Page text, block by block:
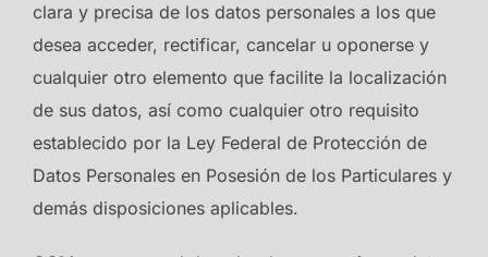
clara y precisa de los datos personales a los que
desea acceder, rectificar, cancelar u oponerse y
cualquier otro elemento que facilite la localización
de sus datos, así como cualquier otro requisito
establecido por la Ley Federal de Protección de
Datos Personales en Posesión de los Particulares y
demás disposiciones aplicables.